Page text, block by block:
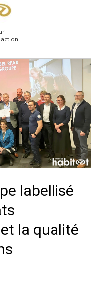
labellisé
la qualité